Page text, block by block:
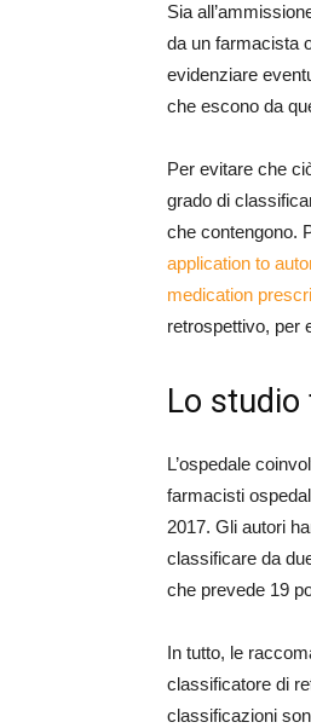
Sia
da un farmacista
evidenziare
che escono da
Per evitare che
grado di
che contengono.
application to
medication
retrospettivo, per
Lo studio
L’ospedale
farmacisti
2017. Gli autori
classificare da
che prevede 19
In tutto, le
classificatore di
classificazioni